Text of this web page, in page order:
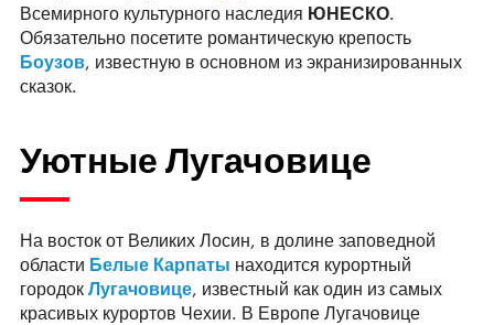
Всемирного культурного наследия ЮНЕСКО.
Обязательно посетите романтическую крепость
Боузов, известную в основном из экранизированных
сказок.
Уютные Лугачовице
На восток от Великих Лосин, в долине заповедной
области Белые Карпаты находится курортный
городок Лугачовице, известный как один из самых
красивых курортов Чехии. В Европе Лугачовице